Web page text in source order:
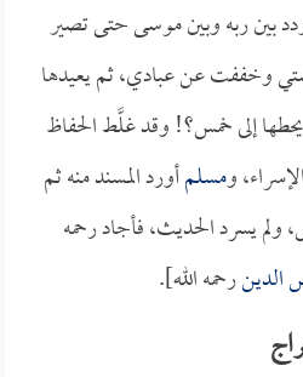
بين ربه وبين موسى حتى تصير
وخففت عن عبادي، ثم يعيدها
يحطها إلى خمس؟! وقد غلَّط الحفاظ
ومسلمأورد المسند منه ثم
يسرد الحديث، فأجاد رحمه
رحمه الله].